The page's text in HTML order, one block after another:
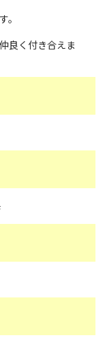
。
良く付き合えま